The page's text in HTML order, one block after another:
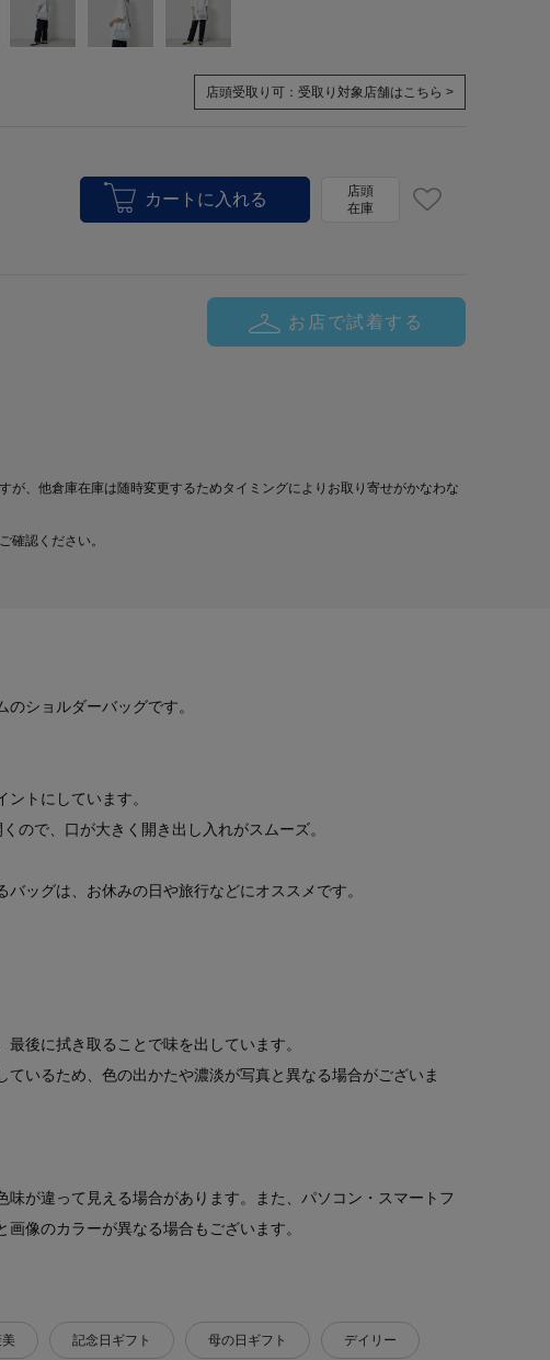
店頭受取り可： 受取り対象店舗はこちら >
店頭
在庫
お店で試着する
が、他倉庫在庫は随時変更するためタイミングによりお取り寄せがかなわな
確認ください。
ショルダーバッグです。
トにしています。
ので、口が大きく開き出し入れがスムーズ。
ッグは、お休みの日や旅行などにオススメです。
後に拭き取ることで味を出しています。
いるため、色の出かたや濃淡が写真と異なる場合がございま
が違って見える場合があります。また、パソコン・スマートフ
像のカラーが異なる場合もございます。
美 記念日ギフト 母の日ギフト デイリー